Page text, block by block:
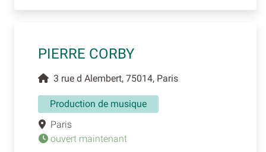
PIERRE CORBY
3 rue d Alembert, 75014, Paris
Production de musique
Paris
ouvert maintenant